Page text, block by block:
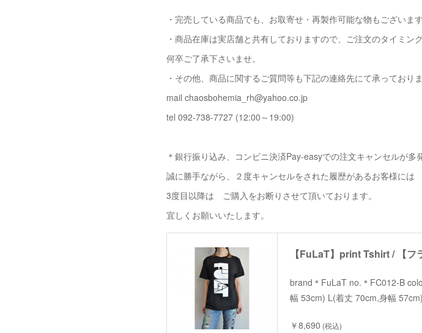
・完売している商品でも、お取寄せ・再製作可能な物もございま
・商品在庫は実店舗と共有しておりますので、ご注文のタイミン
何卒ご了承下さいませ。
・その他、商品に関するご質問等も下記の連絡先にて承っておりま
mail chaosbohemia_rh@yahoo.co.jp
tel 092-738-7727 (12:00～19:00)
＊銀行振り込み、コンビニ決済Pay-easyでの注文キャンセルが多
誠に勝手ながら、２度キャンセルをされた履歴があるお客様には
3度目以降は ご購入をお断りさせて頂いております。
宜しくお願いいたします。
【FuLaT】print Tshirt / 【フ
brand＊FuLaT no.＊FC012-B
幅 53cm) L(着丈 70cm,身幅
￥8,690 (税込)